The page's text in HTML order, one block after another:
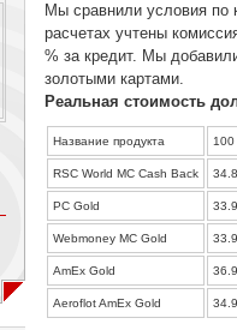
Мы сравнили условия по
расчетах учтены
% за кредит. Мы
золотыми картами.
Реальная стоимость
Название продукта 100
RSC World MC Cash Back
РС Gold
Webmoney MC Gold
AmEx Gold
Aeroflot AmEx Gold